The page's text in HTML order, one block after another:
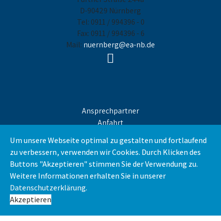
D-90429 Nürnberg
Tel: 0911 / 994396 - 0
Fax: 0911 / 994396 - 6
Mail: nuernberg@ea-nb.de
© 2026 Energieagentur Nordbayern
Ansprechpartner
Anfahrt
Datenschutz
AGB
Um unsere Webseite optimal zu gestalten und fortlaufend
zu verbessern, verwenden wir Cookies. Durch Klicken des
Buttons "Akzeptieren" stimmen Sie der Verwendung zu.
Weitere Informationen erhalten Sie in unserer
Datenschutzerklärung.
Akzeptieren